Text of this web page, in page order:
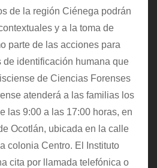
de la región Ciénega podrán
y a la toma de
parte de las acciones para
de identificación humana que
de Ciencias Forenses
atenderá a las familias los
las 9:00 a las 17:00 horas, en
Ocotlán, ubicada en la calle
colonia Centro. El Instituto
cita por llamada telefónica o